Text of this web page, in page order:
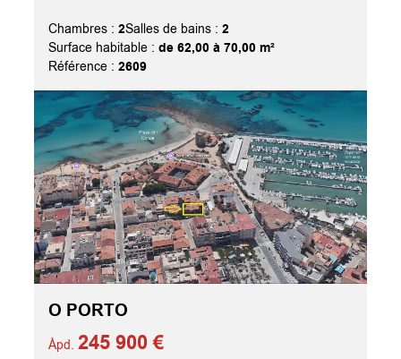
Chambres :2Salles de bains :2
Surface habitable :de 62,00 à 70,00 m²
Référence :2609
O PORTO
Àpd.245 900 €